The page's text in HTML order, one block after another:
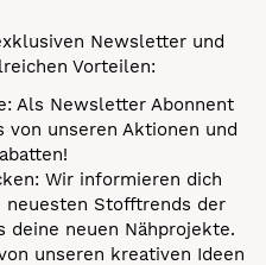
Newsletter und
Vorteilen:
Als Newsletter Abonnent
unseren Aktionen und
Wir informieren dich
neuesten Stofftrends der
deine neuen Nähprojekte.
unseren kreativen Ideen